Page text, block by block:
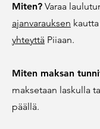
Miten? Varaa
ajanvarauksen
yhteyttä Piiaan.
Miten maksan
maksetaan laskulla
päällä.